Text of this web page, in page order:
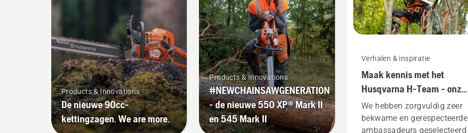
Products & Innovations
De nieuwe 90cc-
kettingzagen. We are more.
Products & Innovations
#NEWCHAINSAWGENERATION
- de nieuwe 550 XP® Mark II
en 545 Mark II
Verhalen & inspiratie
Maak kennis met het
Husqvarna H-Team - onze
meest veeleisende
gebruikers
We hebben zorgvuldig zeer
bekwame en gerespecteerde
ambassadeurs geselecteerd